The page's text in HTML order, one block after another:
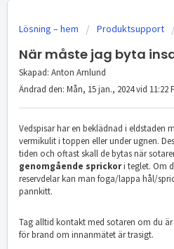
Lösning – hem Produktsupport
När måste jag byta
Skapad: Anton Arnlund
Ändrad den: Mån, 15 jan., 2024 vid 11:22
Vedspisar har en beklädnad i eldstaden
vermikulit i toppen eller under ugnen.
tiden och oftast skall de bytas när
genomgående sprickori teglet. Om
reservdelar kan man foga/lappa hål/
pannkitt.
Tag alltid kontakt med sotaren om du
för brand om innanmätet är trasigt.